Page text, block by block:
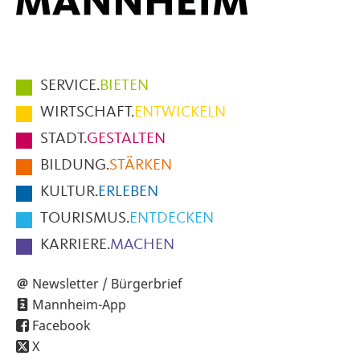
Hauptmenüpunkte
im
Fußbereich
der
Seite
SERVICE.BIETEN
WIRTSCHAFT.ENTWICKELN
STADT.GESTALTEN
BILDUNG.STÄRKEN
KULTUR.ERLEBEN
TOURISMUS.ENTDECKEN
KARRIERE.MACHEN
Newsletter / Bürgerbrief
Mannheim-App
Facebook
X